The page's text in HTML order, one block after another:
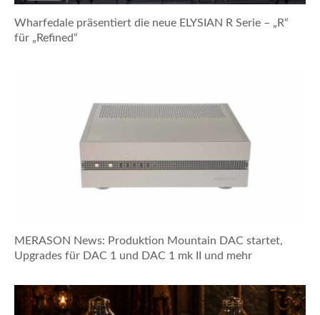
Wharfedale präsentiert die neue ELYSIAN R Serie – „R“
für „Refined“
MERASON News: Produktion Mountain DAC startet,
Upgrades für DAC 1 und DAC 1 mk II und mehr